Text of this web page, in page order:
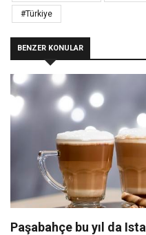
#Türkiye
BENZER KONULAR
Paşabahçe bu yıl da